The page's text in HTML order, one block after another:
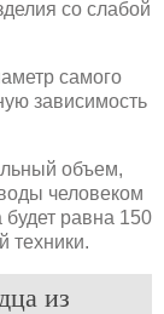
со слабой
самого
зависимость
объем,
человеком
равна 150
техники.
из